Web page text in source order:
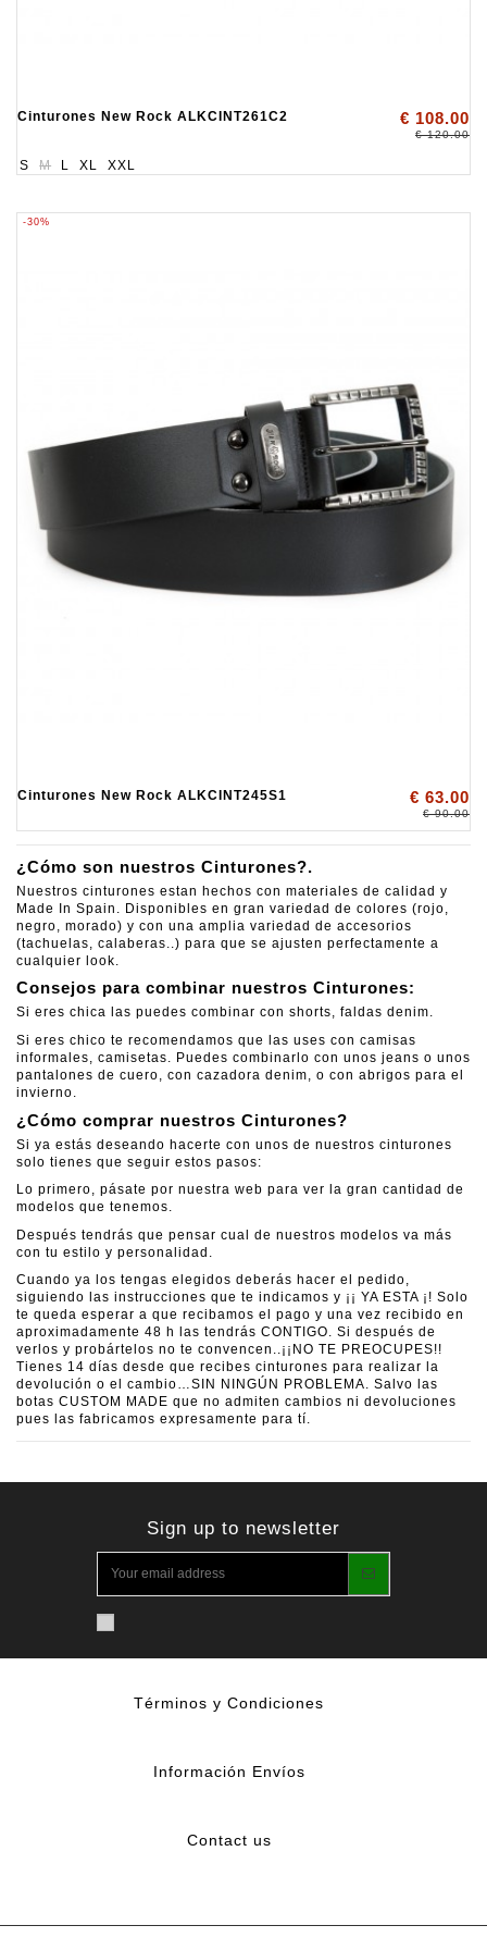
Cinturones New Rock ALKCINT261C2 € 108.00
€ 120.00
S M L XL XXL
-30%
Cinturones New Rock ALKCINT245S1 € 63.00
€ 90.00
¿Cómo son nuestros Cinturones?.
Nuestros cinturones estan hechos con materiales de calidad y
Made In Spain. Disponibles en gran variedad de colores (rojo,
negro, morado) y con una amplia variedad de accesorios
(tachuelas, calaberas..) para que se ajusten perfectamente a
cualquier look.
Consejos para combinar nuestros Cinturones:
Si eres chica las puedes combinar con shorts, faldas denim.
Si eres chico te recomendamos que las uses con camisas
informales, camisetas. Puedes combinarlo con unos jeans o unos
pantalones de cuero, con cazadora denim, o con abrigos para el
invierno.
¿Cómo comprar nuestros Cinturones?
Si ya estás deseando hacerte con unos de nuestros cinturones
solo tienes que seguir estos pasos:
Lo primero, pásate por nuestra web para ver la gran cantidad de
modelos que tenemos.
Después tendrás que pensar cual de nuestros modelos va más
con tu estilo y personalidad.
Cuando ya los tengas elegidos deberás hacer el pedido,
siguiendo las instrucciones que te indicamos y ¡¡ YA ESTA ¡! Solo
te queda esperar a que recibamos el pago y una vez recibido en
aproximadamente 48 h las tendrás CONTIGO. Si después de
verlos y probártelos no te convencen..¡¡NO TE PREOCUPES!!
Tienes 14 días desde que recibes cinturones para realizar la
devolución o el cambio…SIN NINGÚN PROBLEMA. Salvo las
botas CUSTOM MADE que no admiten cambios ni devoluciones
pues las fabricamos expresamente para tí.
Sign up to newsletter
Términos y Condiciones
Información Envíos
Contact us